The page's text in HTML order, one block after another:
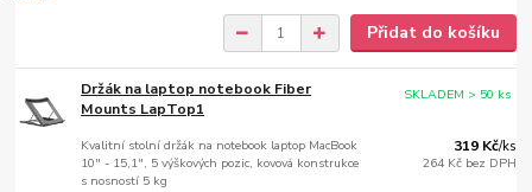
Přidat do košíku
Držák na laptop notebook Fiber
Mounts LapTop1
Kvalitní stolní držák na notebook laptop MacBook
10" - 15,1", 5 výškových pozic, kovová konstrukce
s nosností 5 kg
319 Kč/ks
264 Kč bez DPH
SKLADEM > 50 ks